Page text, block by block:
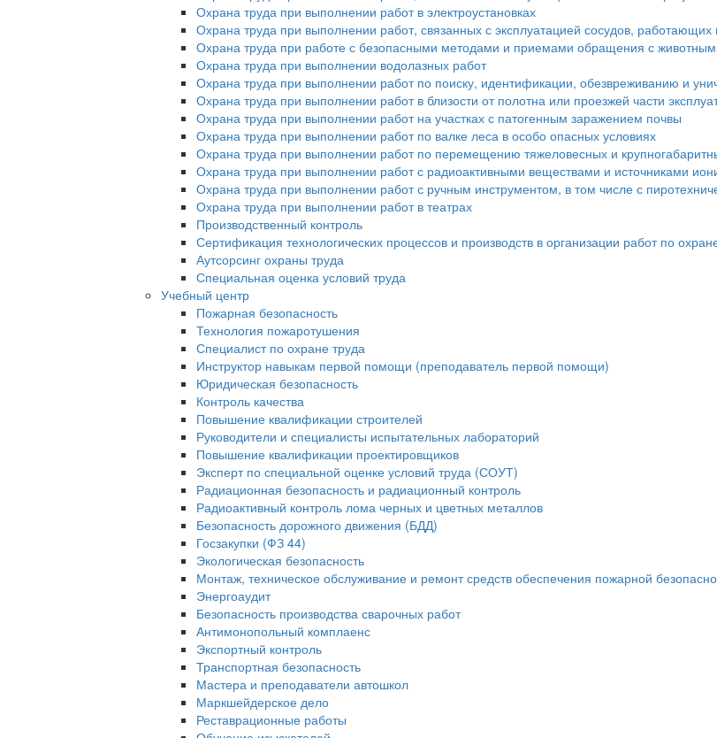
Охрана труда при выполнении работ в электроустановках
Охрана труда при выполнении работ, связанных с эксплуатацией сосудов,
Охрана труда при работе с безопасными методами и приемами обращения с
Охрана труда при выполнении водолазных работ
Охрана труда при выполнении работ по поиску, идентификации, обезвреживанию и
Охрана труда при выполнении работ в близости от полотна или проезжей части
Охрана труда при выполнении работ на участках с патогенным заражением почвы
Охрана труда при выполнении работ по валке леса в особо опасных условиях
Охрана труда при выполнении работ по перемещению тяжеловесных и
Охрана труда при выполнении работ с радиоактивными веществами и источниками
Охрана труда при выполнении работ с ручным инструментом, в том числе с
Охрана труда при выполнении работ в театрах
Производственный контроль
Сертификация технологических процессов и производств в организации работ по
Аутсорсинг охраны труда
Специальная оценка условий труда
Учебный центр
Пожарная безопасность
Технология пожаротушения
Специалист по охране труда
Инструктор навыкам первой помощи (преподаватель первой помощи)
Юридическая безопасность
Контроль качества
Повышение квалификации строителей
Руководители и специалисты испытательных лабораторий
Повышение квалификации проектировщиков
Эксперт по специальной оценке условий труда (СОУТ)
Радиационная безопасность и радиационный контроль
Радиоактивный контроль лома черных и цветных металлов
Безопасность дорожного движения (БДД)
Госзакупки (ФЗ 44)
Экологическая безопасность
Монтаж, техническое обслуживание и ремонт средств обеспечения пожарной
Энергоаудит
Безопасность производства сварочных работ
Антимонопольный комплаенс
Экспортный контроль
Транспортная безопасность
Мастера и преподаватели автошкол
Маркшейдерское дело
Реставрационные работы